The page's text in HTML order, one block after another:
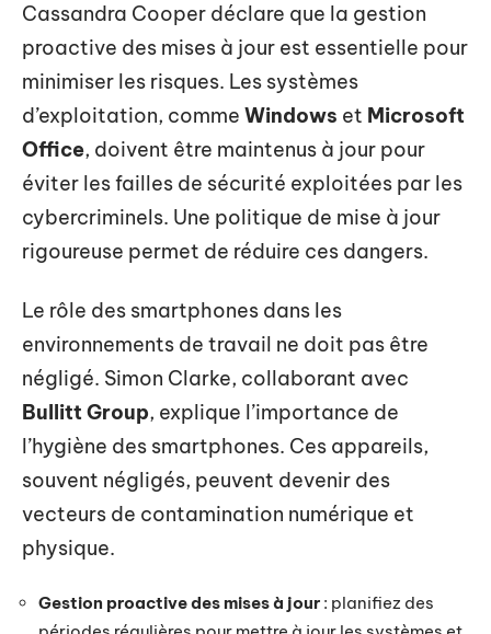
Cassandra Cooper déclare que la gestion
proactive des mises à jour est essentielle pour
minimiser les risques. Les systèmes
d’exploitation, comme Windows et Microsoft
Office, doivent être maintenus à jour pour
éviter les failles de sécurité exploitées par les
cybercriminels. Une politique de mise à jour
rigoureuse permet de réduire ces dangers.
Le rôle des smartphones dans les
environnements de travail ne doit pas être
négligé. Simon Clarke, collaborant avec
Bullitt Group, explique l’importance de
l’hygiène des smartphones. Ces appareils,
souvent négligés, peuvent devenir des
vecteurs de contamination numérique et
physique.
Gestion proactive des mises à jour : planifiez des